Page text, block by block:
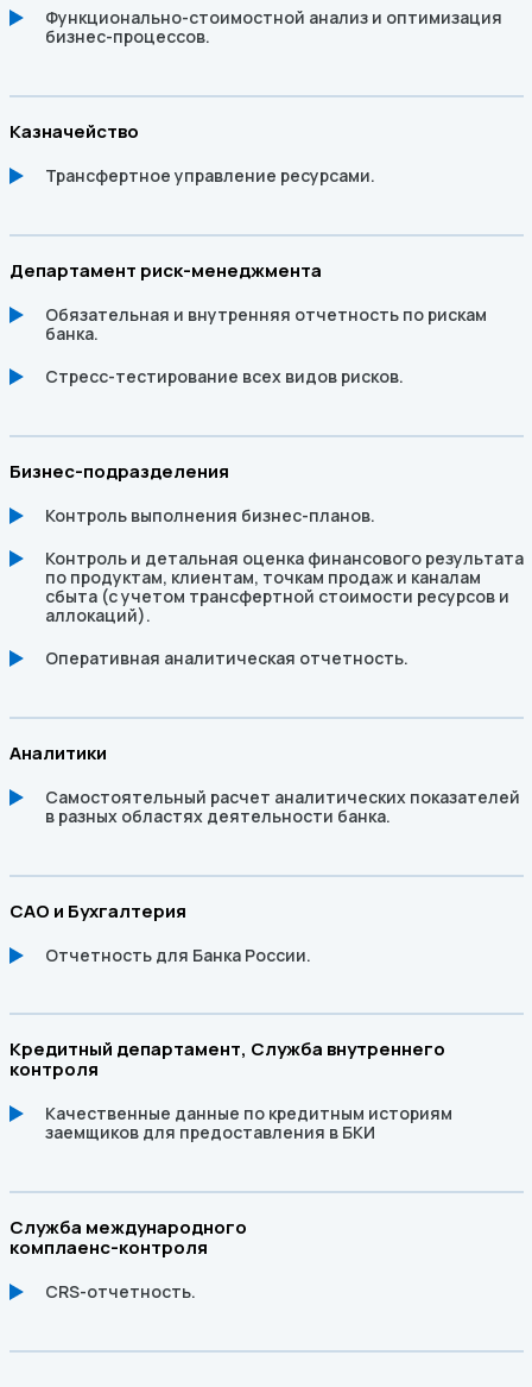
Функционально-стоимостной анализ и оптимизация
бизнес-процессов.
Казначейство
Трансфертное управление ресурсами.
Департамент риск-менеджмента
Обязательная и внутренняя отчетность по рискам
банка.
Стресс-тестирование всех видов рисков.
Бизнес-подразделения
Контроль выполнения бизнес-планов.
Контроль и детальная оценка финансового результата
по продуктам, клиентам, точкам продаж и каналам
сбыта (с учетом трансфертной стоимости ресурсов и
аллокаций).
Оперативная аналитическая отчетность.
Аналитики
Самостоятельный расчет аналитических показателей
в разных областях деятельности банка.
CAO и Бухгалтерия
Отчетность для Банка России.
Кредитный департамент, Служба внутреннего
контроля
Качественные данные по кредитным историям
заемщиков для предоставления в БКИ
Служба международного
комплаенс-контроля
CRS-отчетность.